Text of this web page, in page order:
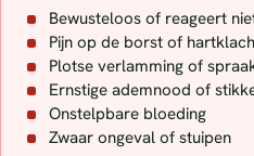
Bewusteloos of reageert
Pijn op de borst of
Plotse verlamming of
Ernstige ademnood of
Onstelpbare bloeding
Zwaar ongeval of stuipen